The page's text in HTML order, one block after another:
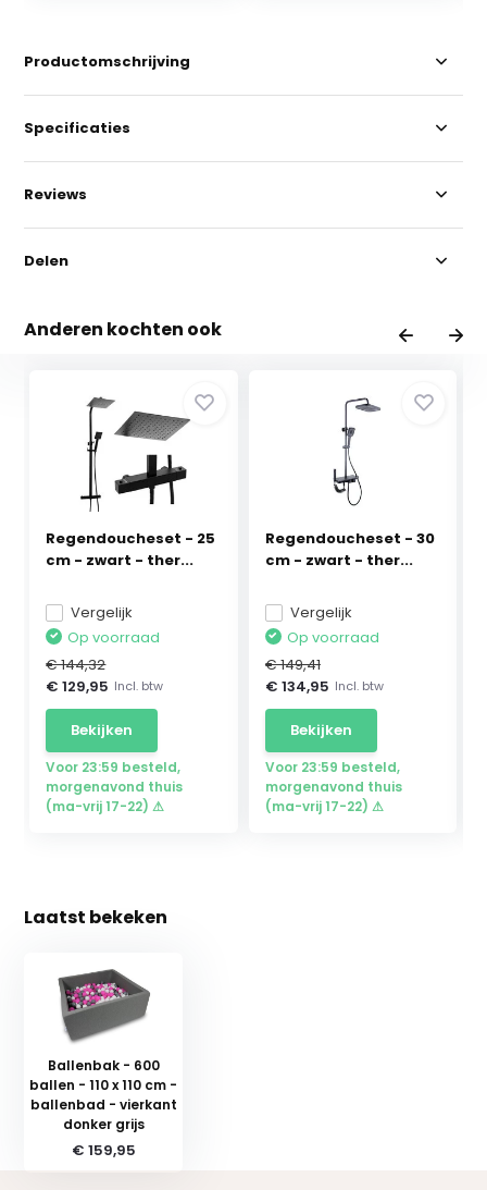
Productomschrijving
Specificaties
Reviews
Delen
Anderen kochten ook
Regendoucheset - 25
cm - zwart - ther...
Vergelijk
Op voorraad
€ 144,32
€ 129,95 Incl. btw
Bekijken
Voor 23:59 besteld,
morgenavond thuis
(ma-vrij 17-22) ⚠
Regendoucheset - 30
cm - zwart - ther...
Vergelijk
Op voorraad
€ 149,41
€ 134,95 Incl. btw
Bekijken
Voor 23:59 besteld,
morgenavond thuis
(ma-vrij 17-22) ⚠
Laatst bekeken
Ballenbak - 600
ballen - 110 x 110 cm -
ballenbad - vierkant
donker grijs
€ 159,95